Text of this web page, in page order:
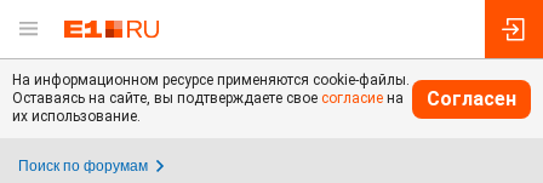
На информационном ресурсе применяются cookie-файлы.
Оставаясь на сайте, вы подтверждаете свое согласие на
их использование.
Согласен
Поиск по форумам